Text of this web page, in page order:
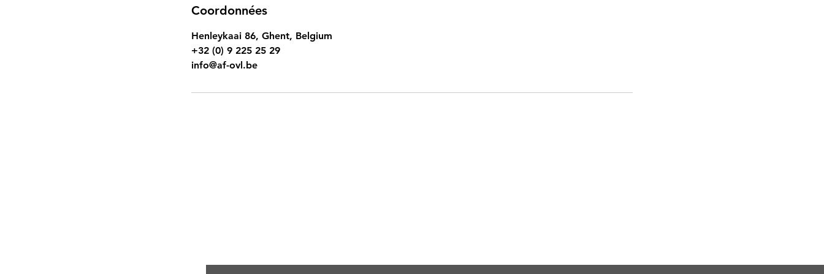
Coordonnées
Henleykaai 86, Ghent, Belgium
+32 (0) 9 225 25 29
info@af-ovl.be